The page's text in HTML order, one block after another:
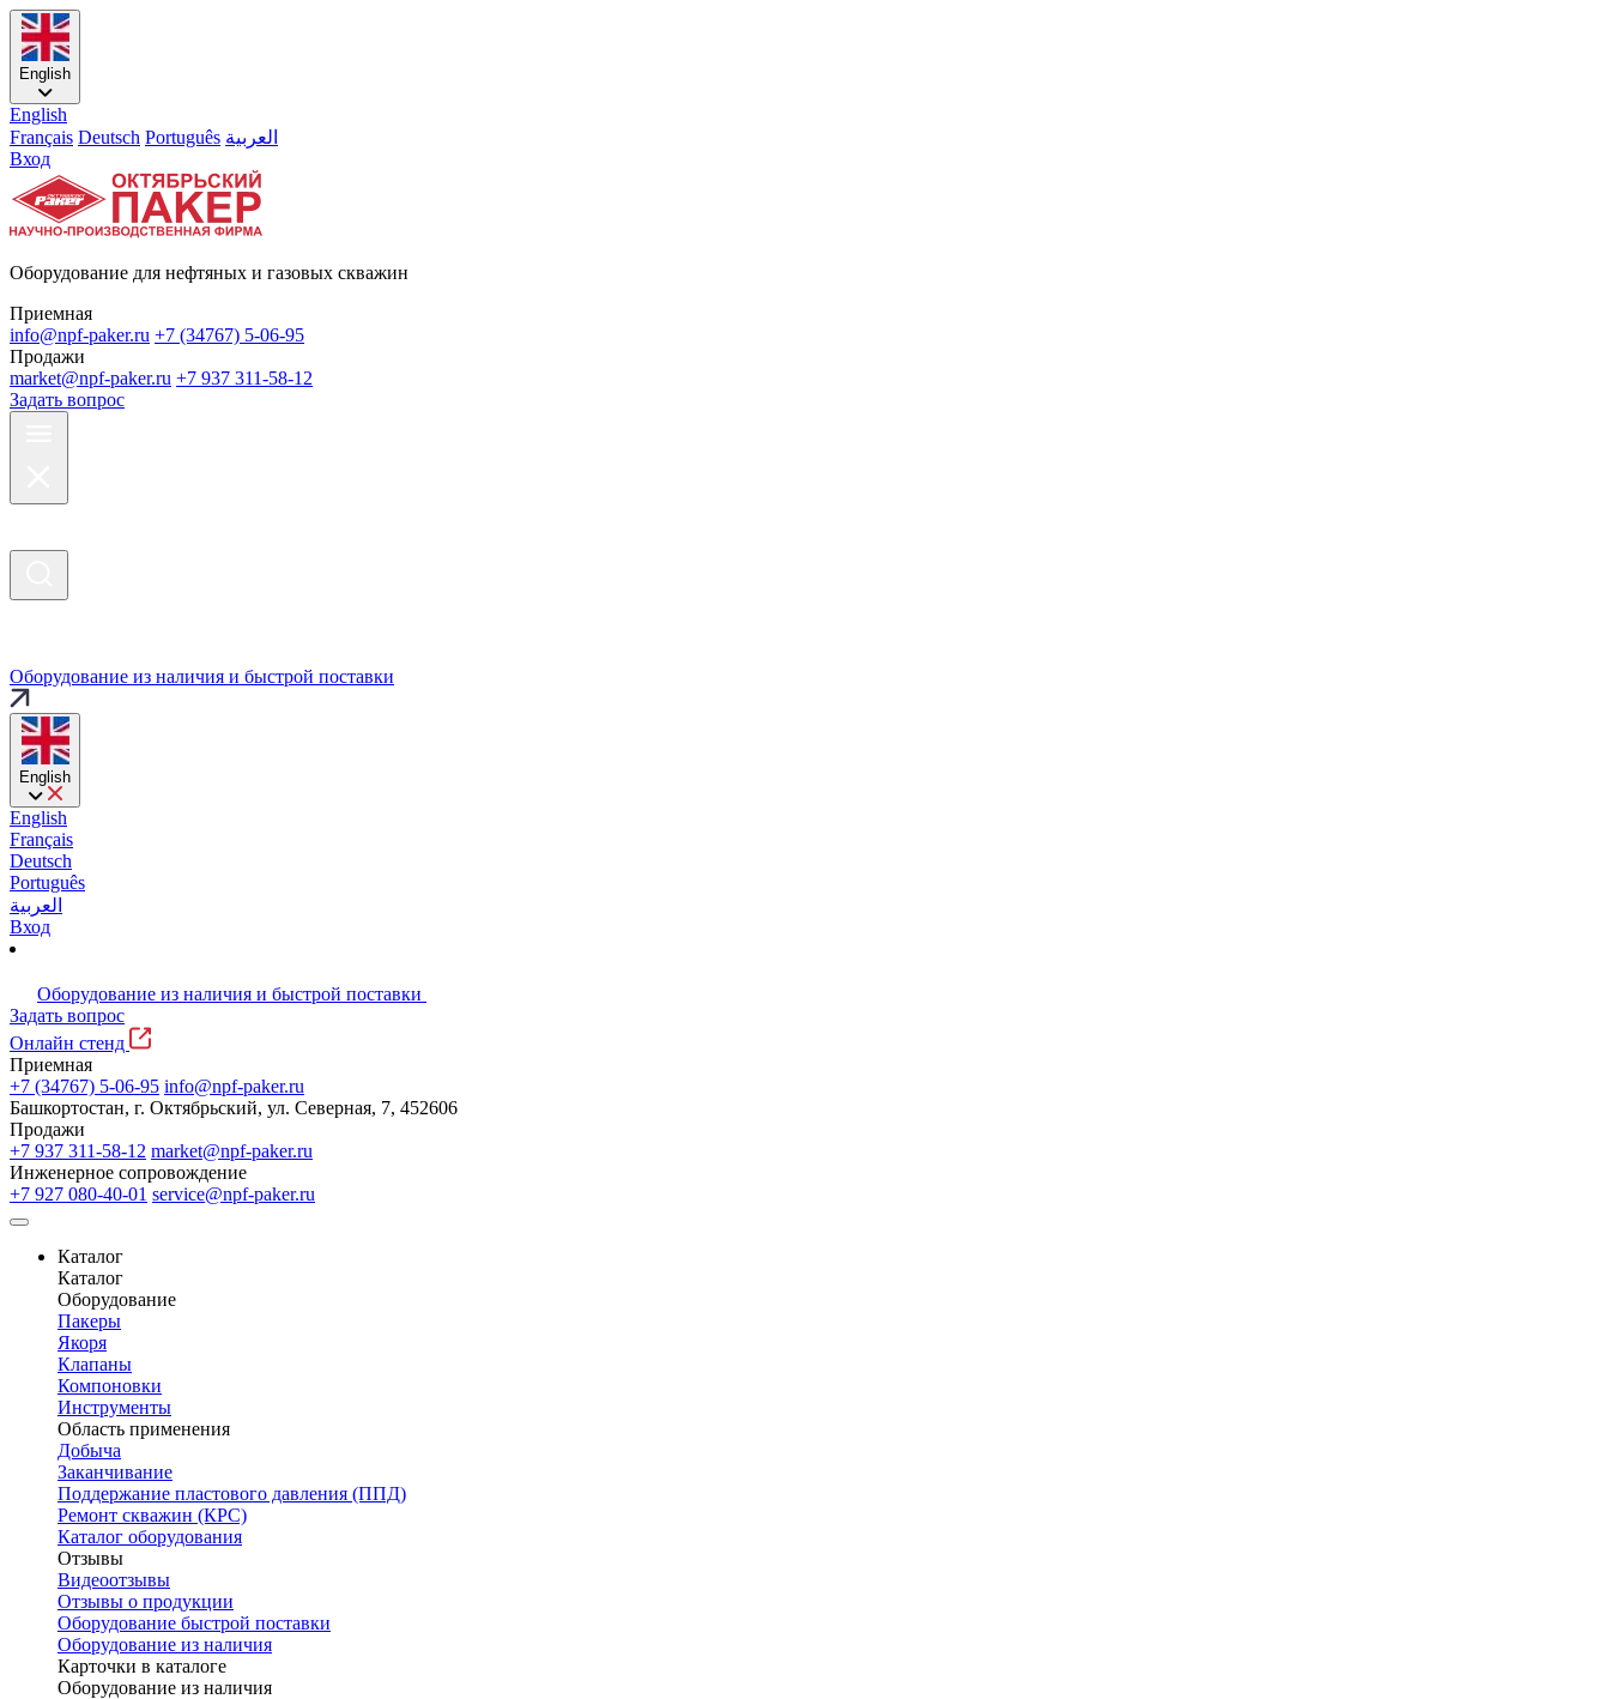
English
English
Français Deutsch Português العربية
Вход
Оборудование для нефтяных и газовых скважин
Приемная
info@npf-paker.ru +7 (34767) 5-06-95
Продажи
market@npf-paker.ru +7 937 311-58-12
Задать вопрос
Оборудование из наличия и быстрой поставки
English
English
Français
Deutsch
Português
العربية
Вход
Оборудование из наличия и быстрой поставки
Задать вопрос
Онлайн стенд
Приемная
+7 (34767) 5-06-95 info@npf-paker.ru
Башкортостан, г. Октябрьский, ул. Северная, 7, 452606
Продажи
+7 937 311-58-12 market@npf-paker.ru
Инженерное сопровождение
+7 927 080-40-01 service@npf-paker.ru
Каталог
Каталог
Оборудование
Пакеры
Якоря
Клапаны
Компоновки
Инструменты
Область применения
Добыча
Заканчивание
Поддержание пластового давления (ППД)
Ремонт скважин (КРС)
Каталог оборудования
Отзывы
Видеоотзывы
Отзывы о продукции
Оборудование быстрой поставки
Оборудование из наличия
Карточки в каталоге
Оборудование из наличия